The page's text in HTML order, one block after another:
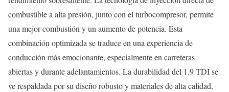
combustible a alta presión, junto con el turbocompresor, permite
una mejor combustión y un aumento de potencia. Esta
combinación optimizada se traduce en una experiencia de
conducción más emocionante, especialmente en carreteras
abiertas y durante adelantamientos. La durabilidad del 1.9 TDI se
ve respaldada por su diseño robusto y materiales de alta calidad,